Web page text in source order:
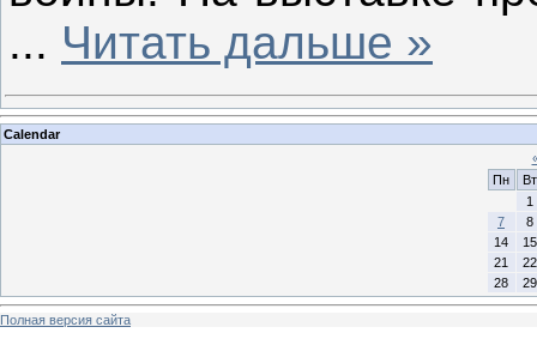
... Читать дальше »
Calendar
Пн
Вт
1
7
8
14
15
21
22
28
29
Полная версия сайта